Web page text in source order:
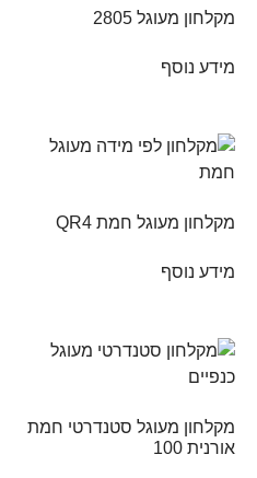
מקלחון מעוגל 2805
מידע נוסף
מקלחון מעוגל חמת QR4
מידע נוסף
מקלחון מעוגל סטנדרטי חמת
אורנית 100